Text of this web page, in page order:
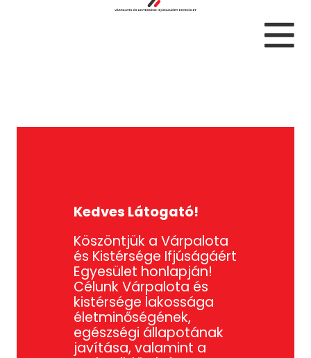
Kedves Látogató!
Köszöntjük a Várpalota
és Kistérsége Ifjúságáért
Egyesület honlapján!
Célunk Várpalota és
kistérsége lakossága
életminőségének,
egészségi állapotának
javítása, valamint a